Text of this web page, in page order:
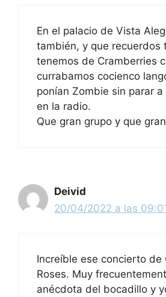
En el palacio de Vista
también, y que recuerdos
tenemos de Cramberries
currabamos cocienco
ponían Zombie sin parar
en la radio.
Que gran grupo y que
Deivid
20/04/2022 a las
Increíble ese concierto de
Roses. Muy
anécdota del bocadillo y